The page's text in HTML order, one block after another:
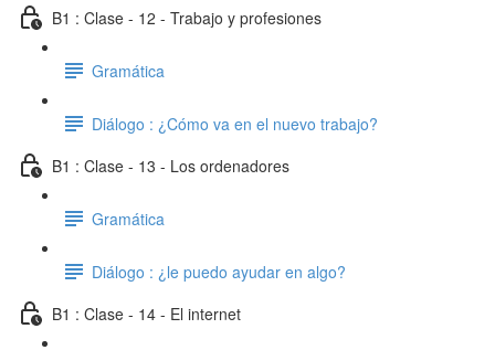
B1 : Clase - 12 - Trabajo y profesiones
Gramática
Diálogo : ¿Cómo va en el nuevo trabajo?
B1 : Clase - 13 - Los ordenadores
Gramática
Diálogo : ¿le puedo ayudar en algo?
B1 : Clase - 14 - El internet